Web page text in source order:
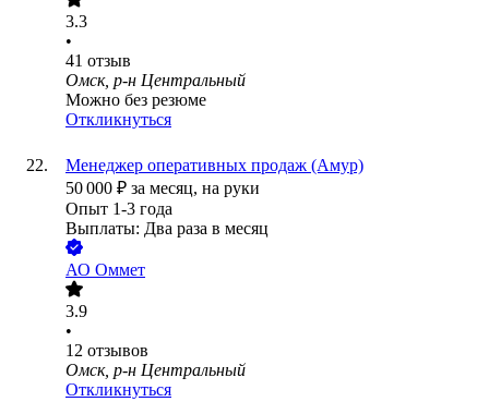
3.3
•
41 отзыв
Омск, р-н Центральный
Можно без резюме
Откликнуться
Менеджер оперативных продаж (Амур)
50 000 ₽ за месяц, на руки
Опыт 1-3 года
Выплаты: Два раза в месяц
АО Оммет
3.9
•
12 отзывов
Омск, р-н Центральный
Откликнуться